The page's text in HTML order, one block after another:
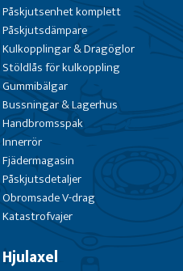
Påskjutsenhet komplett
Påskjutsdämpare
Kulkopplingar & Dragöglor
Stöldlås för kulkoppling
Gummibälgar
Bussningar & Lagerhus
Handbromsspak
Innerrör
Fjädermagasin
Påskjutsdetaljer
Obromsade V-drag
Katastrofvajer
Hjulaxel